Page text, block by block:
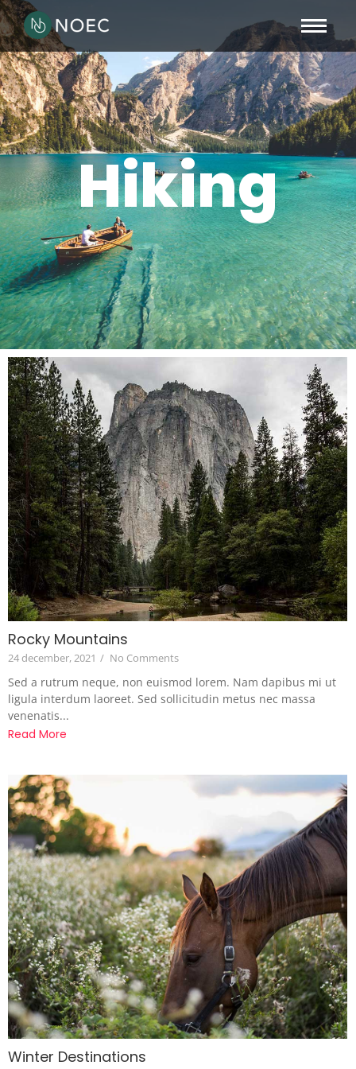
Hiking
Rocky Mountains
24 december, 2021 / No Comments
Sed a rutrum neque, non euismod lorem. Nam dapibus mi ut
ligula interdum laoreet. Sed sollicitudin metus nec massa
venenatis...
Read More
Winter Destinations